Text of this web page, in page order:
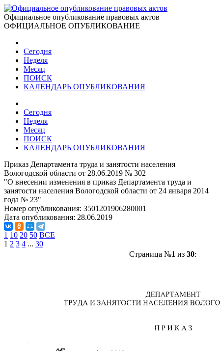
Официальное опубликование правовых актов
ОФИЦИАЛЬНОЕ ОПУБЛИКОВАНИЕ
Сегодня
Неделя
Месяц
ПОИСК
КАЛЕНДАРЬ ОПУБЛИКОВАНИЯ
Сегодня
Неделя
Месяц
ПОИСК
КАЛЕНДАРЬ ОПУБЛИКОВАНИЯ
Приказ Департамента труда и занятости населения
Вологодской области от 28.06.2019 № 302
"О внесении изменения в приказ Департамента труда и
занятости населения Вологодской области от 24 января 2014
года № 23"
Номер опубликования: 3501201906280001
Дата опубликования: 28.06.2019
1 10 20 50 ВСЕ
1 2 3 4 ... 30
Страница №1 из 30: